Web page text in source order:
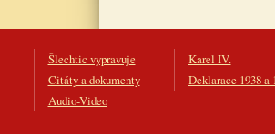
Šlechtic vypravuje
Citáty a dokumenty
Audio-Video
Karel IV.
Deklarace 1938 a